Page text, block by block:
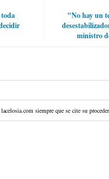
"No hay un
ministro
siempre que se cite su